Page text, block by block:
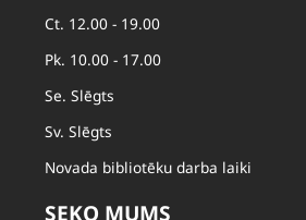
Ct. 12.00 - 19.00
Pk. 10.00 - 17.00
Se. Slēgts
Sv. Slēgts
Novada bibliotēku darba laiki
SEKO MUMS